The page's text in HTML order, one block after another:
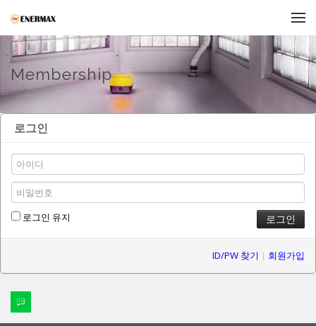
Membership
로그인
로그인 유지
ID/PW 찾기 | 회원가입